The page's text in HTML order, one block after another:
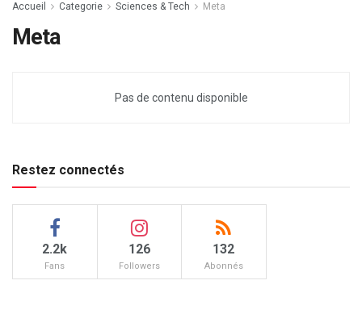
Accueil Categorie Sciences & Tech Meta
Meta
Pas de contenu disponible
Restez connectés
2.2k
Fans
126
Followers
132
Abonnés